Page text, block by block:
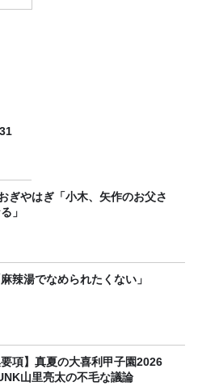
ぎやはぎ「小木、矢作のお父さ
」
辣湯でなめられたくない」
要項】真夏の大喜利甲子園2026
山里亮太の不毛な議論